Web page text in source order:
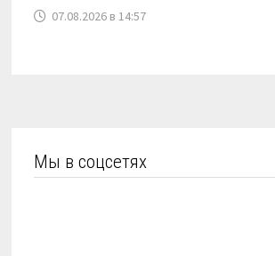
07.08.2026 в 14:57
Мы в соцсетях